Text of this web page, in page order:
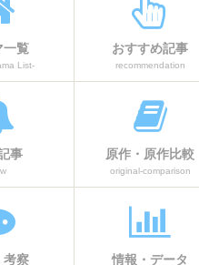
岩戸神話
八岐大蛇（ヤマタノオロチ）退
物や農業の神としての側面
スサノオの性格と特徴
波健吾がスサノオ？その伏線
は
まとめ：神々の正体が続々と
！スサノオは物語の救世主と
か？
一覧
List-
おすすめ記事
recommendation
事 原作・原作比較
original-comparison
考察 情報・データ